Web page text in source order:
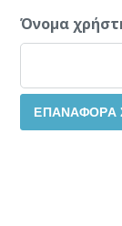
Όνομα
ΕΠΑΝΑΦΟΡΑ